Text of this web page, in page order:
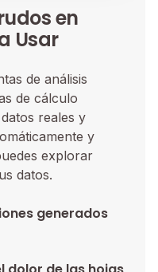
en
Usar
de análisis
de cálculo
reales y
y
explorar
datos.
generados